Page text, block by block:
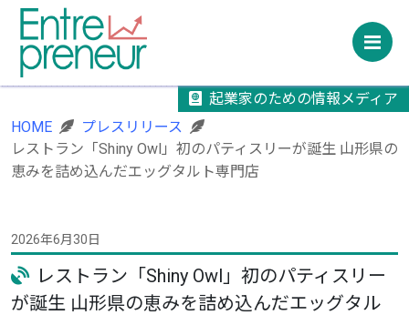
起業家のための情報メディア
HOME
プレスリリース
レストラン「Shiny Owl」初のパティスリーが誕生 山形県の
恵みを詰め込んだエッグタルト専門店
2026年6月30日
レストラン「Shiny Owl」初のパティスリー
が誕生 山形県の恵みを詰め込んだエッグタル